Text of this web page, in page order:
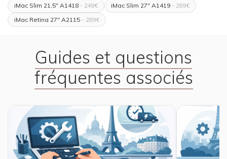
iMac Slim 21,5" A1418 - 249€ iMac Slim 27" A1419 - 289€
iMac Retina 27" A2115 - 289€
Guides et questions
fréquentes associés